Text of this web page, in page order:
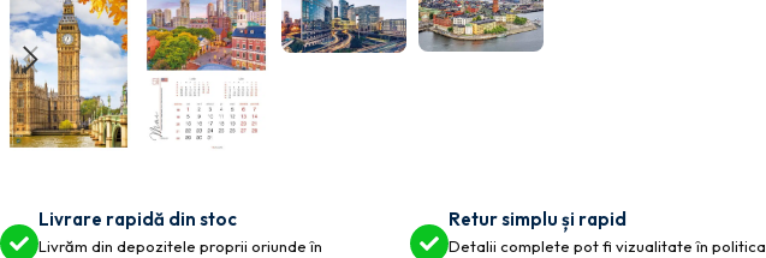
Livrare rapidă din stoc
Livrăm din depozitele proprii oriunde în
Retur simplu și rapid
Detalii complete pot fi vizualitate în politica